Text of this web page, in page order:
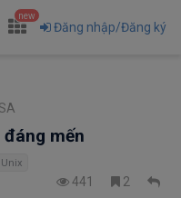
new
Đăng nhập/Đăng ký
mến
Unix
441 2